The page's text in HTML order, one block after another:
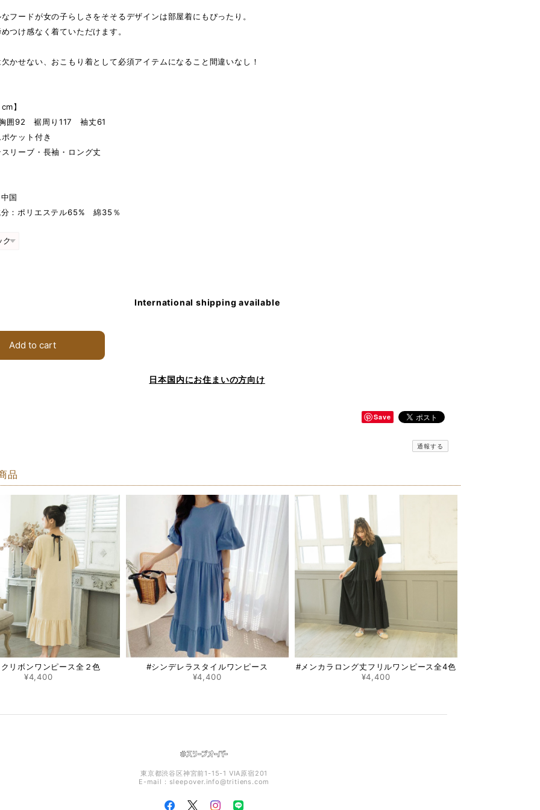
フードが女の子らしさをそそるデザインは部屋着にもぴったり。
つけ感なく着ていただけます。
かせない、おこもり着として必須アイテムになること間違いなし！
】
囲92 裾周り117 袖丈61
ケット付き
リーブ・長袖・ロング丈
国
：ポリエステル65% 綿35％
International shipping available
Add to cart
日本国内にお住まいの方向け
Save
通報する
品
リボンワンピース全２色
¥4,400
#シンデレラスタイルワンピース
¥4,400
#メンカラロング丈フリルワンピース全4色
¥4,400
東京都渋谷区神宮前1-15-1 VIA原宿201
E-mail： sleepover.info@tritiens.com